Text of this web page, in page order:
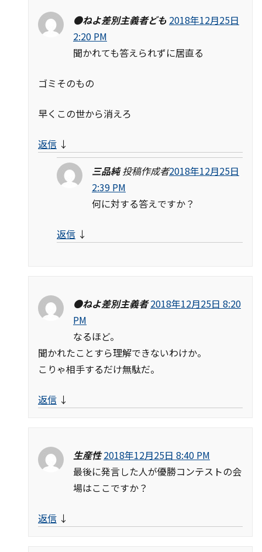
●ねよ差別主義者ども 2018年12月25日
2:20 PM
聞かれても答えられずに居直る
ゴミそのもの
早くこの世から消えろ
返信 ↓
三品純 投稿作成者2018年12月25日
2:39 PM
何に対する答えですか？
返信 ↓
●ねよ差別主義者 2018年12月25日 8:20
PM
なるほど。
聞かれたことすら理解できないわけか。
こりゃ相手するだけ無駄だ。
返信 ↓
生産性 2018年12月25日 8:40 PM
最後に発言した人が優勝コンテストの会
場はここですか？
返信 ↓